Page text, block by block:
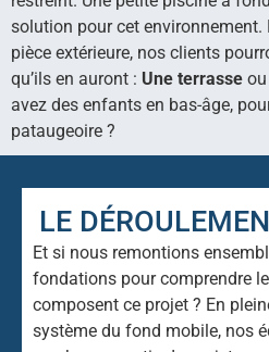
solution pour cet environnement.
pièce extérieure, nos clients
qu’ils en auront : Une terrasse ou
avez des enfants en bas-âge,
pataugeoire ?
LE
Et si nous remontions
fondations pour comprendre
composent ce projet ? En
système du fond mobile, nos